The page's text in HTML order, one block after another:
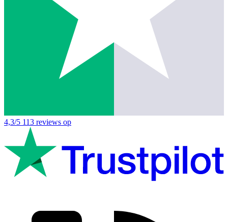
4,3/5 113 reviews op